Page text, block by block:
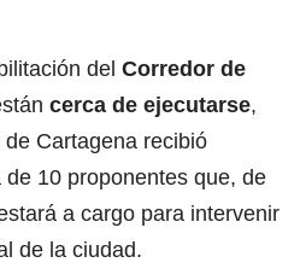
del Corredor de
cerca de ejecutarse,
Cartagena recibió
10 proponentes que, de
a cargo para intervenir
de la ciudad.